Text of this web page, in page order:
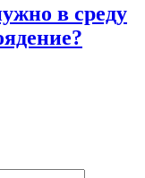
в среду